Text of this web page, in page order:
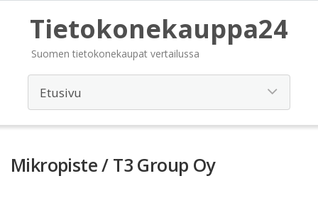
Tietokonekauppa24
Suomen tietokonekaupat vertailussa
Mikropiste / T3 Group Oy